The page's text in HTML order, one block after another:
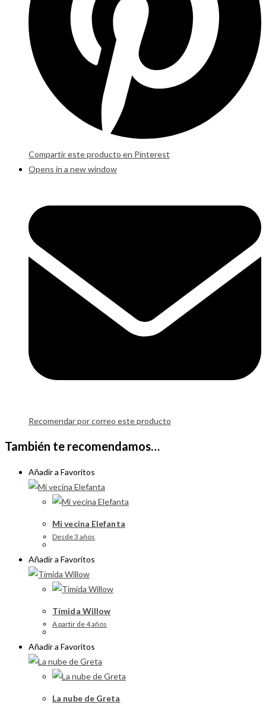
Compartir este producto en Pinterest
Opens in a new window
Recomendar por correo este producto
También te recomendamos…
Añadir a Favoritos
Mi vecina Elefanta
Desde 3 años
Añadir a Favoritos
Tímida Willow
A partir de 4 años
Añadir a Favoritos
La nube de Greta